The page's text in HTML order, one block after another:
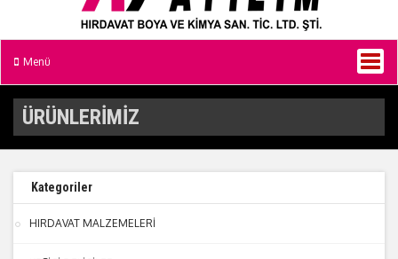
Menü
ÜRÜNLERİMİZ
Kategoriler
HIRDAVAT MALZEMELERİ